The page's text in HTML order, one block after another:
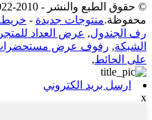
محفوظة.منتوجات جديدة -
رف الجندول, عرض العداد للمتجر
الشبكة, رفوف عرض مستحضرات
على الحائط,
ارسل بريد الكتروني
x